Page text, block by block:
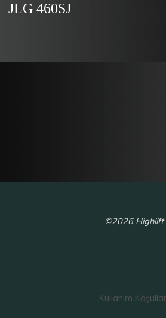
JLG 460SJ
©2026 Highlift
Kullanım